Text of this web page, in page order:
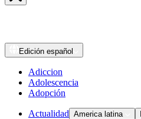
Edición español
Adiccion
Adolescencia
Adopción
Actualidad America latina